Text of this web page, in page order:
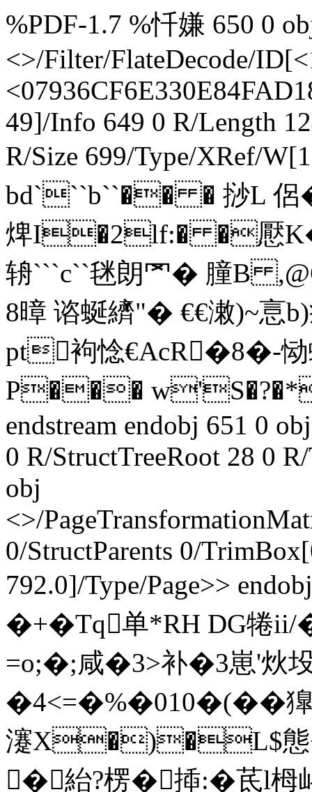
%PDF-1.7 %忏嫌 650 0
<>/Filter/FlateDecode/
49]/Info 649 0 R/Length
R/Size 699/Type/XRef/
bd```b``�� � 挱L
焷I�2lf:� �懕
辀```c``毩朗罓� 膧B
8暲 谘蜒纃 "� €€潄)~
pt袧惗€AcR�8�-恸
P���
endstream endobj 651 0
0 R/StructTreeRoot 28 0
obj
<>/
0/StructParents 0/
792.0]/Type/Page>>
�+�Tq单*RH DG犈ii/
=o;�;咸�3>补�3崽'炏坄
�4<=�%�010�(��
瀽 X�)�L$態
�紿?楞�揷:�茋l栂